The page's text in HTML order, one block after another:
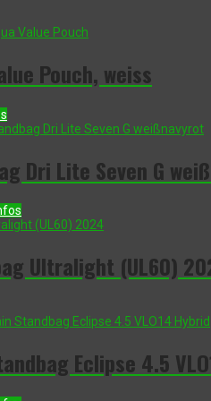
Pouch, weiss
Dri Lite Seven G
Ultralight (UL60)
Eclipse 4.5